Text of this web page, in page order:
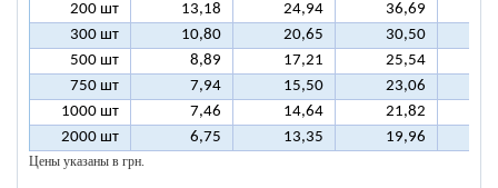
200 шт 13,18 24,94 36,69
300 шт
10,80 20,65 30,50
500 шт
8,89 17,21 25,54
750 шт
7,94 15,50 23,06
1000 шт
7,46 14,64 21,82
2000 шт
6,75 13,35 19,96
Цены указаны в грн.